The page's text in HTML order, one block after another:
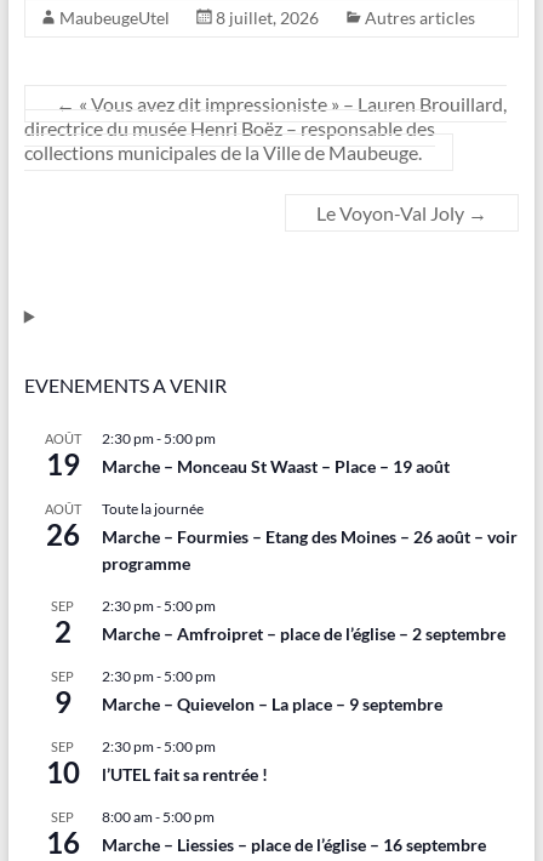
MaubeugeUtel 8 juillet, 2026 Autres articles
← « Vous avez dit impressioniste » – Lauren Brouillard,
directrice du musée Henri Boëz – responsable des
collections municipales de la Ville de Maubeuge.
Le Voyon-Val Joly →
EVENEMENTS A VENIR
AOÛT
19
2:30 pm- 5:00 pm
Marche – Monceau St Waast – Place – 19 août
AOÛT
26
Toute la journée
Marche – Fourmies – Etang des Moines – 26 août – voir
programme
SEP
2
2:30 pm- 5:00 pm
Marche – Amfroipret – place de l’église – 2 septembre
SEP
9
2:30 pm- 5:00 pm
Marche – Quievelon – La place – 9 septembre
SEP
10
2:30 pm- 5:00 pm
l’UTEL fait sa rentrée !
SEP
16
8:00 am- 5:00 pm
Marche – Liessies – place de l’église – 16 septembre